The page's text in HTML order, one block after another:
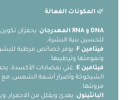
🌿 المكونات الفعالة
DNA و RNA المهدرجان
: يحفزان تكوين
لتحسين بنية البشرة.
فيتامين F
: يوفر خصائص مرطبة للبشرة
ونعومتها وترطيبها.
فيتامين E : غني بمضادات الأكسدة،
الشيخوخة وأضرار أشعة الشمس، مع
مرونتها.
البانثينول: يهدئ ويقلل من الاحمرار،